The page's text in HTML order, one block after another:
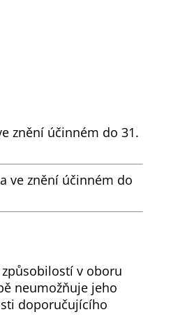
znění účinném do 31.
ve znění účinném do
v oboru
neumožňuje jeho
doporučujícího